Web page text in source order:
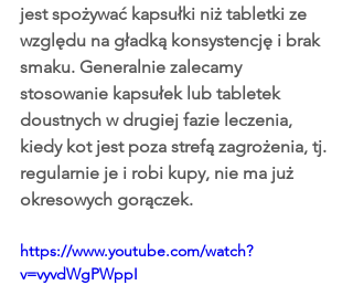
jest spożywać kapsułki niż tabletki ze
względu na gładką konsystencję i brak
smaku. Generalnie zalecamy
stosowanie kapsułek lub tabletek
doustnych w drugiej fazie leczenia,
kiedy kot jest poza strefą zagrożenia, tj.
regularnie je i robi kupy, nie ma już
okresowych gorączek.
https://www.youtube.com/watch?
v=vyvdWgPWppI